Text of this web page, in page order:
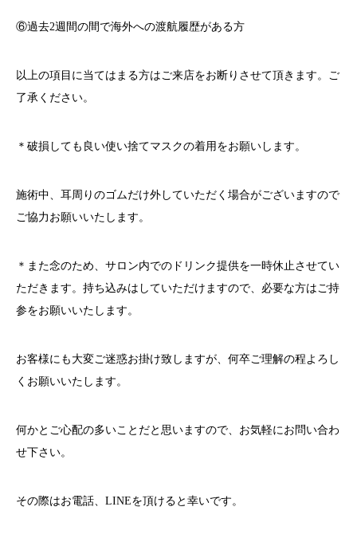
⑥過去2週間の間で海外への渡航履歴がある方
以上の項目に当てはまる方はご来店をお断りさせて頂きます。ご
了承ください。
＊破損しても良い使い捨てマスクの着用をお願いします。
施術中、耳周りのゴムだけ外していただく場合がございますので
ご協力お願いいたします。
＊また念のため、サロン内でのドリンク提供を一時休止させてい
ただきます。持ち込みはしていただけますので、必要な方はご持
参をお願いいたします。
お客様にも大変ご迷惑お掛け致しますが、何卒ご理解の程よろし
くお願いいたします。
何かとご心配の多いことだと思いますので、お気軽にお問い合わ
せ下さい。
その際はお電話、 LINEを頂けると幸いです。